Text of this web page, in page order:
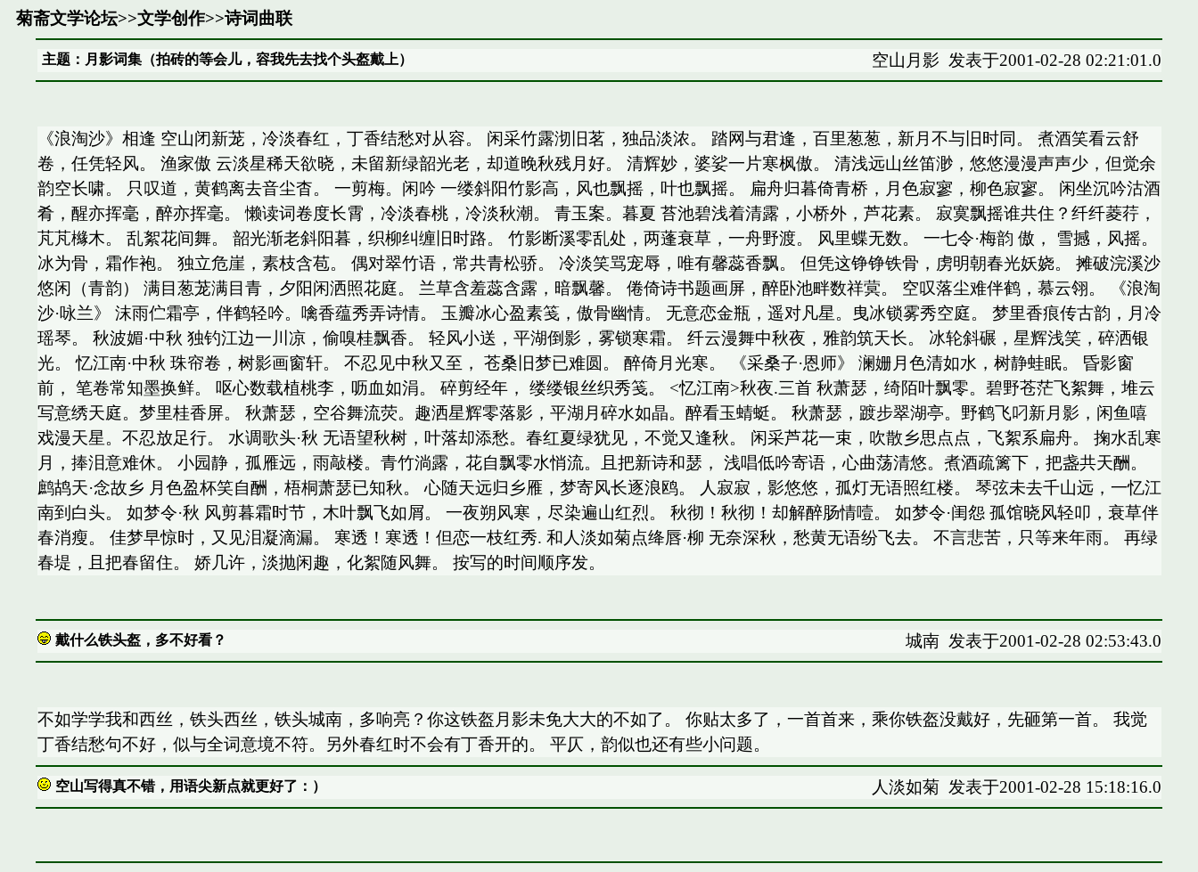
菊斋文学论坛>>文学创作>>诗词曲联
主题：月影词集（拍砖的等会儿，容我先去找个头盔戴上） 空山月影 发表于2001-02-28 02:21:01.0
《浪淘沙》相逢 空山闭新茏，冷淡春红，丁香结愁对从容。 闲采竹露沏旧茗，独品淡浓。 踏网与君逢，百里葱葱，新月不与旧时同。 煮酒笑看云舒
卷，任凭轻风。 渔家傲 云淡星稀天欲晓，未留新绿韶光老，却道晚秋残月好。 清辉妙，婆娑一片寒枫傲。 清浅远山丝笛渺，悠悠漫漫声声少，但觉余
韵空长啸。 只叹道，黄鹤离去音尘杳。 一剪梅。闲吟 一缕斜阳竹影高，风也飘摇，叶也飘摇。 扁舟归暮倚青桥，月色寂寥，柳色寂寥。 闲坐沉吟沽酒
肴，醒亦挥毫，醉亦挥毫。 懒读词卷度长霄，冷淡春桃，冷淡秋潮。 青玉案。暮夏 苔池碧浅着清露，小桥外，芦花素。 寂寞飘摇谁共住？纤纤菱荇，
芃芃櫞木。 乱絮花间舞。 韶光渐老斜阳暮，织柳纠缠旧时路。 竹影断溪零乱处，两蓬衰草，一舟野渡。 风里蝶无数。 一七令·梅韵 傲， 雪撼，风摇。
冰为骨，霜作袍。 独立危崖，素枝含苞。 偶对翠竹语，常共青松骄。 冷淡笑骂宠辱，唯有馨蕊香飘。 但凭这铮铮铁骨，虏明朝春光妖娆。 摊破浣溪沙
悠闲（青韵） 满目葱茏满目青，夕阳闲洒照花庭。 兰草含羞蕊含露，暗飘馨。 倦倚诗书题画屏，醉卧池畔数祥蓂。 空叹落尘难伴鹤，慕云翎。 《浪淘
沙·咏兰》 沫雨伫霜亭，伴鹤轻吟。噙香蕴秀弄诗情。 玉瓣冰心盈素笺，傲骨幽情。 无意恋金瓶，遥对凡星。曳冰锁雾秀空庭。 梦里香痕传古韵，月冷
瑶琴。 秋波媚·中秋 独钓江边一川凉，偷嗅桂飘香。 轻风小送，平湖倒影，雾锁寒霜。 纤云漫舞中秋夜，雅韵筑天长。 冰轮斜碾，星辉浅笑，碎洒银
光。 忆江南·中秋 珠帘卷，树影画窗轩。 不忍见中秋又至， 苍桑旧梦已难圆。 醉倚月光寒。 《采桑子·恩师》 澜姗月色清如水，树静蛙眠。 昏影窗
前， 笔卷常知墨换鲜。 呕心数载植桃李，呖血如涓。 碎剪经年， 缕缕银丝织秀笺。 <忆江南>秋夜.三首 秋萧瑟，绮陌叶飘零。碧野苍茫飞絮舞，堆云
写意绣天庭。梦里桂香屏。 秋萧瑟，空谷舞流荧。趣洒星辉零落影，平湖月碎水如晶。醉看玉蜻蜓。 秋萧瑟，踱步翠湖亭。野鹤飞叼新月影，闲鱼嘻
戏漫天星。不忍放足行。 水调歌头·秋 无语望秋树，叶落却添愁。春红夏绿犹见，不觉又逢秋。 闲采芦花一束，吹散乡思点点，飞絮系扁舟。 掬水乱寒
月，捧泪意难休。 小园静，孤雁远，雨敲楼。青竹淌露，花自飘零水悄流。且把新诗和瑟， 浅唱低吟寄语，心曲荡清悠。煮酒疏篱下，把盏共天酬。
鹧鸪天·念故乡 月色盈杯笑自酬，梧桐萧瑟已知秋。 心随天远归乡雁，梦寄风长逐浪鸥。 人寂寂，影悠悠，孤灯无语照红楼。 琴弦未去千山远，一忆江
南到白头。 如梦令·秋 风剪暮霜时节，木叶飘飞如屑。 一夜朔风寒，尽染遍山红烈。 秋彻！秋彻！却解醉肠情噎。 如梦令·闺怨 孤馆晓风轻叩，衰草伴
春消瘦。 佳梦早惊时，又见泪凝滴漏。 寒透！寒透！但恋一枝红秀. 和人淡如菊点绛唇·柳 无奈深秋，愁黄无语纷飞去。 不言悲苦，只等来年雨。 再绿
春堤，且把春留住。 娇几许，淡抛闲趣，化絮随风舞。 按写的时间顺序发。
戴什么铁头盔，多不好看？ 城南发表于2001-02-28 02:53:43.0
不如学学我和西丝，铁头西丝，铁头城南，多响亮？你这铁盔月影未免大大的不如了。 你贴太多了，一首首来，乘你铁盔没戴好，先砸第一首。 我觉
丁香结愁句不好，似与全词意境不符。另外春红时不会有丁香开的。 平仄，韵似也还有些小问题。
空山写得真不错，用语尖新点就更好了：） 人淡如菊发表于2001-02-28 15:18:16.0